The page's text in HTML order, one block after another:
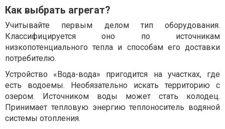
Как выбрать агрегат?
Учитывайте первым делом тип оборудования.
Классифицируется оно по источникам
низкопотенциального тепла и способам его доставки
потребителю.
Устройство «Вода-вода» пригодится на участках, где
есть водоемы. Необязательно искать территорию с
озером. Источником воды может стать колодец.
Принимает тепловую энергию теплоноситель водяной
системы отопления.